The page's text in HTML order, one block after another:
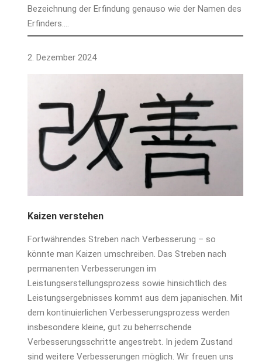
Bezeichnung der Erfindung genauso wie der Namen des
Erfinders.…
2. Dezember 2024
Kaizen verstehen
Fortwährendes Streben nach Verbesserung – so
könnte man Kaizen umschreiben. Das Streben nach
permanenten Verbesserungen im
Leistungserstellungsprozess sowie hinsichtlich des
Leistungsergebnisses kommt aus dem japanischen. Mit
dem kontinuierlichen Verbesserungsprozess werden
insbesondere kleine, gut zu beherrschende
Verbesserungsschritte angestrebt. In jedem Zustand
sind weitere Verbesserungen möglich. Wir freuen uns